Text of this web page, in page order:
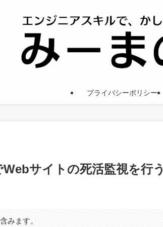
プライバシーポリシー
サイトの死活監視を行う
みます。